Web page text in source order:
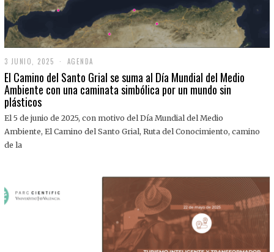
3 JUNIO, 2025
J
U
N
,
0
AGENDA
El Camino del Santo Grial se suma al Día Mundial del Medio
Ambiente con una caminata simbólica por un mundo sin
plásticos
El 5 de junio de 2025, con motivo del Día Mundial del Medio
Ambiente, El Camino del Santo Grial, Ruta del Conocimiento, camino
de la